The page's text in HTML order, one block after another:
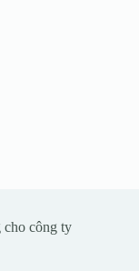
cho công ty